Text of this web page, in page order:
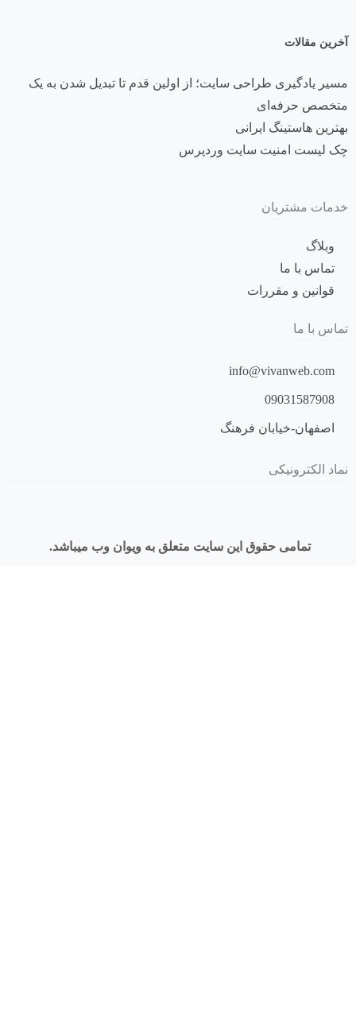
آخرین مقالات
مسیر یادگیری طراحی سایت؛ از اولین قدم تا تبدیل شدن به یک
متخصص حرفه‌ای
بهترین هاستینگ ایرانی
چک لیست امنیت سایت وردپرس
خدمات مشتریان
وبلاگ
تماس با ما
قوانین و مقررات
تماس با ما
info@vivanweb.com
09031587908
اصفهان-خیابان فرهنگ
نماد الکترونیکی
تمامی حقوق این سایت متعلق به ویوان وب میباشد.